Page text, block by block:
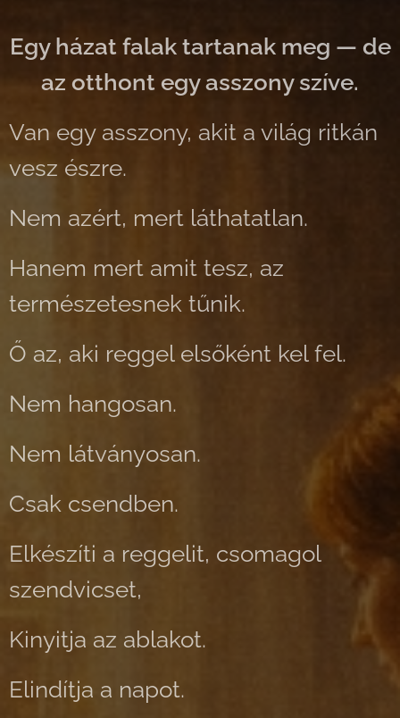
Egy házat falak tartanak meg — de
az otthont egy asszony szíve.
Van egy asszony, akit a világ ritkán
vesz észre.
Nem azért, mert láthatatlan.
Hanem mert amit tesz, az
természetesnek tűnik.
Ő az, aki reggel elsőként kel fel.
Nem hangosan.
Nem látványosan.
Csak csendben.
Elkészíti a reggelit, csomagol
szendvicset,
Kinyitja az ablakot.
Elindítja a napot.